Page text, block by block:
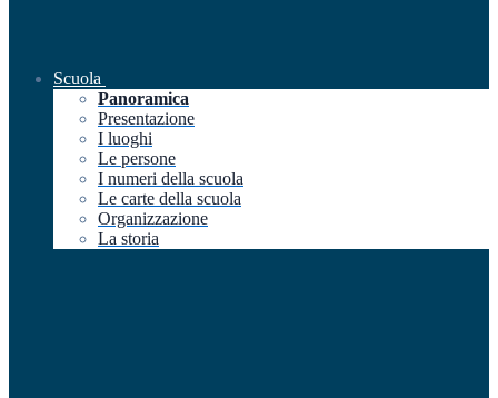
Scuola
Panoramica
Presentazione
I luoghi
Le persone
I numeri della scuola
Le carte della scuola
Organizzazione
La storia